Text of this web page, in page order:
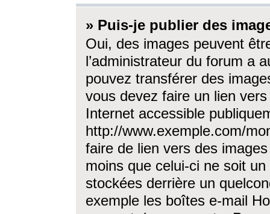
» Puis-je publier des
Oui, des images peuvent
l’administrateur du forum a
pouvez transférer des
vous devez faire un lien
Internet accessible
http://www.exemple.com/
faire de lien vers des
moins que celui-ci ne soit
stockées derrière un
exemple les boîtes e-mail